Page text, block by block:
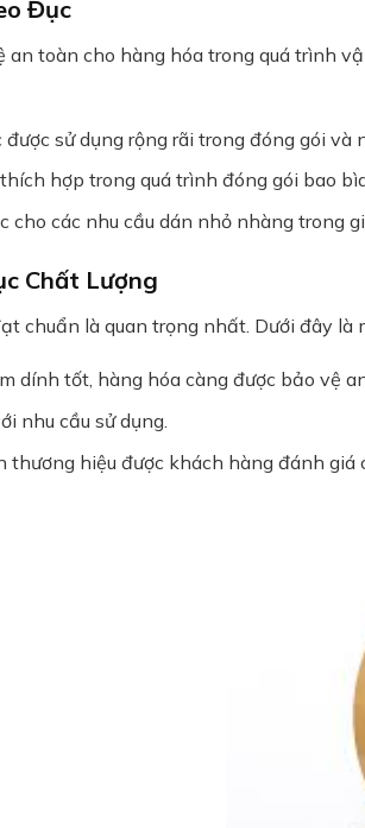
Đục
an toàn cho hàng hóa trong quá trình
được sử dụng rộng rãi trong đóng gói và
hợp trong quá trình đóng gói bao
cho các nhu cầu dán nhỏ nhàng trong
Chất Lượng
chuẩn là quan trọng nhất. Dưới đây
dính tốt, hàng hóa càng được bảo vệ
nhu cầu sử dụng.
thương hiệu được khách hàng đánh giá